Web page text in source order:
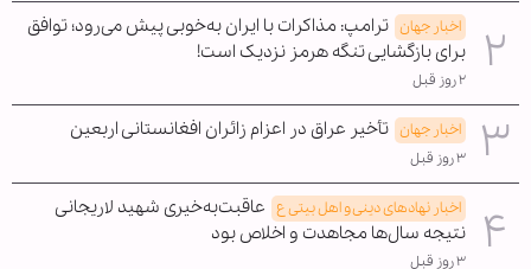
اخبار جهان ترامپ: مذاکرات با ایران به‌خوبی پیش می‌رود؛ توافق
برای بازگشایی تنگه هرمز نزدیک است!
۲ روز قبل
اخبار جهان تأخیر عراق در اعزام زائران افغانستانی اربعین
۳ روز قبل
اخبار نهادهای دینی و اهل بیتی ع عاقبت‌به‌خیری شهید لاریجانی
نتیجه سال‌ها مجاهدت و اخلاص بود
۳ روز قبل